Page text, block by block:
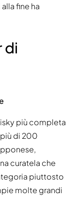
fine ha
di
più completa
di 200
curatela che
piuttosto
molte grandi